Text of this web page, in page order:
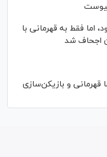
اما فقط به قهرمانی با
اجحاف شد
و بازیکن‌سازی